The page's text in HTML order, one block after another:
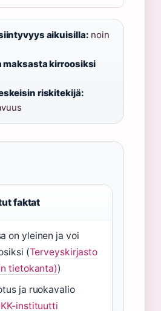
aikuisilla: noin
kirroosiksi
riskitekijä:
faktat
on yleinen ja voi
(Terveyskirjasto
tietokanta))
ja ruokavalio
instituutti